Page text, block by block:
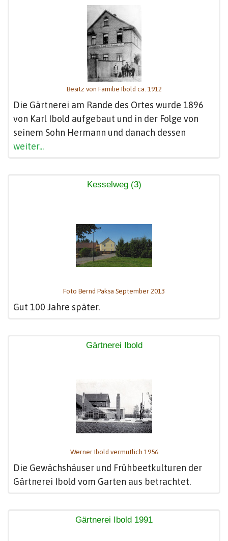
Besitz von Familie Ibold ca. 1912
Die Gärtnerei am Rande des Ortes wurde 1896
von Karl Ibold aufgebaut und in der Folge von
seinem Sohn Hermann und danach dessen
weiter...
Kesselweg (3)
Foto Bernd Paksa September 2013
Gut 100 Jahre später.
Gärtnerei Ibold
Werner Ibold vermutlich 1956
Die Gewächshäuser und Frühbeetkulturen der
Gärtnerei Ibold vom Garten aus betrachtet.
Gärtnerei Ibold 1991